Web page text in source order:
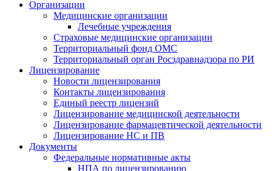
Организации
Медицинские организации
Лечебные учреждения
Страховые медицинские организации
Территориальный фонд ОМС
Территориальный орган Росздравнадзора по РИ
Лицензирование
Новости лицензирования
Контакты лицензирования
Единый реестр лицензий
Лицензирование медицинской деятельности
Лицензирование фармацевтической деятельности
Лицензирование НС и ПВ
Документы
Федеральные нормативные акты
НПА по лицензированию